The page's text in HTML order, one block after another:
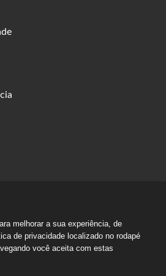
melhorar a sua experiência, de
de privacidade localizado no rodapé
você aceita com estas
DE BARRA DO CORDA. Todos os